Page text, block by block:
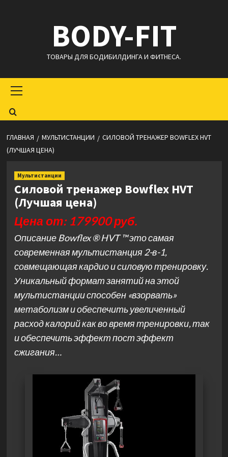
BODY-FIT
ТОВАРЫ ДЛЯ БОДИБИЛДИНГА И ФИТНЕСА.
меню
ГЛАВНАЯ МУЛЬТИСТАНЦИИ
СИЛОВОЙ ТРЕНАЖЕР BOWFLEX HVT
(ЛУЧШАЯ ЦЕНА)
Мультистанции
Силовой тренажер Bowflex HVT
(Лучшая цена)
Цена от: 179900 руб.
Описание Bowflex ® HVT ™ это самая
современная мультистанция 2-в-1,
совмещающая кардио и силовую тренировку.
Уникальный формат занятий на этой
мультистанции способен «взорвать»
метаболизм и обеспечить увеличенный
расход калорий как во время тренировки, так
и обеспечить эффект пост эффект
сжигания…